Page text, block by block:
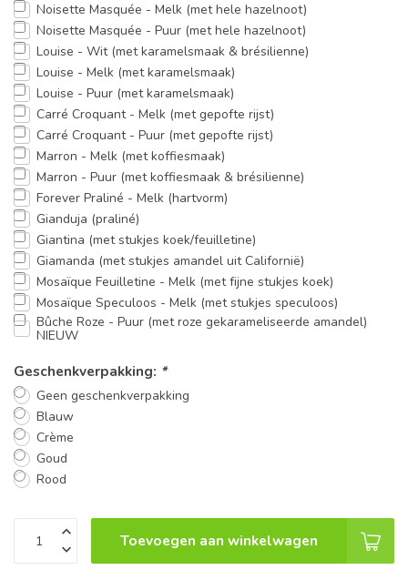
Noisette Masquée - Melk (met hele hazelnoot)
Noisette Masquée - Puur (met hele hazelnoot)
Louise - Wit (met karamelsmaak & brésilienne)
Louise - Melk (met karamelsmaak)
Louise - Puur (met karamelsmaak)
Carré Croquant - Melk (met gepofte rijst)
Carré Croquant - Puur (met gepofte rijst)
Marron - Melk (met koffiesmaak)
Marron - Puur (met koffiesmaak & brésilienne)
Forever Praliné - Melk (hartvorm)
Gianduja (praliné)
Giantina (met stukjes koek/feuilletine)
Giamanda (met stukjes amandel uit Californië)
Mosaïque Feuilletine - Melk (met fijne stukjes koek)
Mosaïque Speculoos - Melk (met stukjes speculoos)
Bûche Roze - Puur (met roze gekarameliseerde amandel)
NIEUW
Geschenkverpakking: *
Geen geschenkverpakking
Blauw
Crème
Goud
Rood
Toevoegen aan winkelwagen